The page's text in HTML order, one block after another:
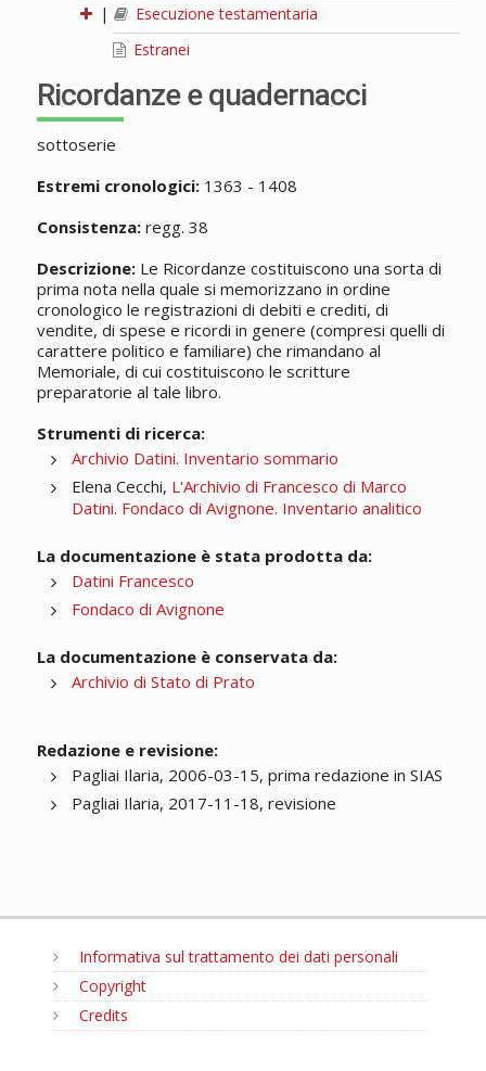
|
Esecuzione testamentaria
Estranei
Ricordanze e quadernacci
sottoserie
Estremi cronologici:1363 - 1408
Consistenza:regg. 38
Descrizione:Le Ricordanze costituiscono una sorta di
prima nota nella quale si memorizzano in ordine
cronologico le registrazioni di debiti e crediti, di
vendite, di spese e ricordi in genere (compresi quelli di
carattere politico e familiare) che rimandano al
Memoriale, di cui costituiscono le scritture
preparatorie al tale libro.
Strumenti di ricerca:
Archivio Datini. Inventario sommario
Elena Cecchi, L'Archivio di Francesco di Marco
Datini. Fondaco di Avignone. Inventario analitico
La documentazione è stata prodotta da:
Datini Francesco
Fondaco di Avignone
La documentazione è conservata da:
Archivio di Stato di Prato
Redazione e revisione:
Pagliai Ilaria, 2006-03-15, prima redazione in SIAS
Pagliai Ilaria, 2017-11-18, revisione
Informativa sul trattamento dei dati personali
Copyright
Credits